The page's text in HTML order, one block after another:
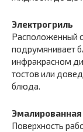
Электрогриль
Расположенный
подрумянивает
инфракрасном
тостов или
блюда.
Эмалированная
Поверхность